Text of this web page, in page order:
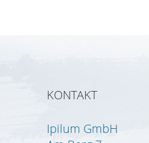
KONTAKT
Ipilum GmbH